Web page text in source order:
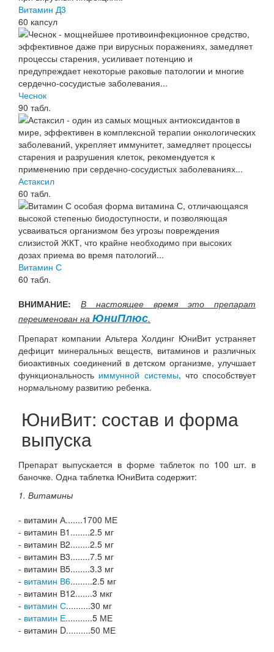
Витамин Д3
60 капсул
Чеснок
90 табл.
Астаксил
60 табл.
Витамин С
60 табл.
ВНИМАНИЕ:
В настоящее время это препарат
переименован на ЮниПлюс.
Препарат компании Альтера Холдинг ЮниВит устраняет
дефицит минеральных веществ, витаминов и различных
биоактивных соединений в детском организме, улучшает
функциональность иммунной системы, что способствует
нормальному развитию ребенка.
ЮниВит: состав и форма
выпуска
Препарат выпускается в форме таблеток по 100 шт. в
баночке. Одна таблетка ЮниВита содержит:
1. Витамины
- витамин А.......1700 МЕ
- витамин В1........2.5 мг
- витамин В2........2.5 мг
- витамин В3........7.5 мг
- витамин В5........3.3 мг
- витамин В6.........2.5 мг
- витамин В12.......3 мкг
- витамин С..........30 мг
- витамин Е...........5 МЕ
- витамин D..........50 МЕ